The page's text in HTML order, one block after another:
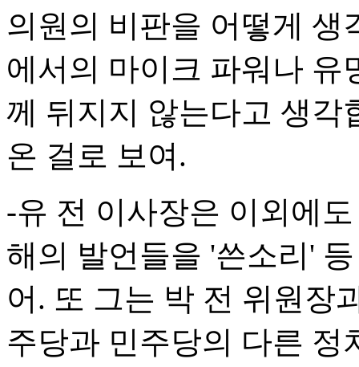
의원의 비판을 어떻게
에서의 마이크 파워나 유
께 뒤지지 않는다고 생각
온 걸로 보여.
-유 전 이사장은 이외에
해의 발언들을 '쓴소리'
어. 또 그는 박 전 위원장
주당과 민주당의 다른 정